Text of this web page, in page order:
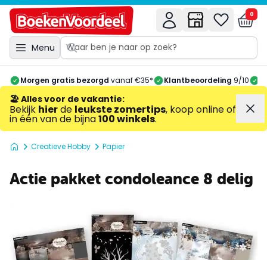
Menu
0
Morgen gratis bezorgd vanaf €35* Klantbeoordeling 9/10
🏖️ Alles voor de vakantie:
Bekijk hierde leukste zomertips, koop online of
in één van de bijna100 winkels.
Creatieve Hobby Papier
Actie pakket condoleance 8 delig